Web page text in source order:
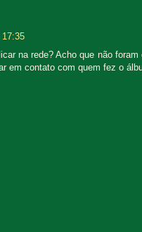
na rede? Acho que não foram
em contato com quem fez o